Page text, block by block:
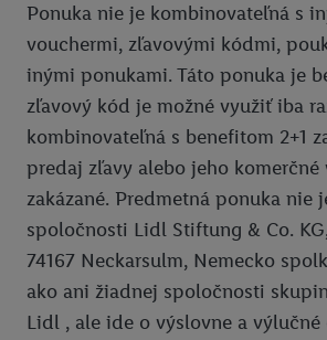
Právne informácie
Pravidlá používania
Ochrana osobných údajov
Vyhlásenie o prístupnosti
Pravidlá pre nabíjanie e-vozidiel
Podmienky ochrany osobných údajov pre
stanice
Lidl Plus krajiny
Pomoc
Ponuka nie je kombinovateľná s
vouchermi, zľavovými kódmi,
inými ponukami. Táto ponuka je
zľavový kód je možné využiť iba
kombinovateľná s benefitom 2+1
predaj zľavy alebo jeho komerčné
zakázané. Predmetná ponuka nie
spoločnosti Lidl Stiftung & Co.
74167 Neckarsulm, Nemecko
ako ani žiadnej spoločnosti
Lidl , ale ide o výslovne a